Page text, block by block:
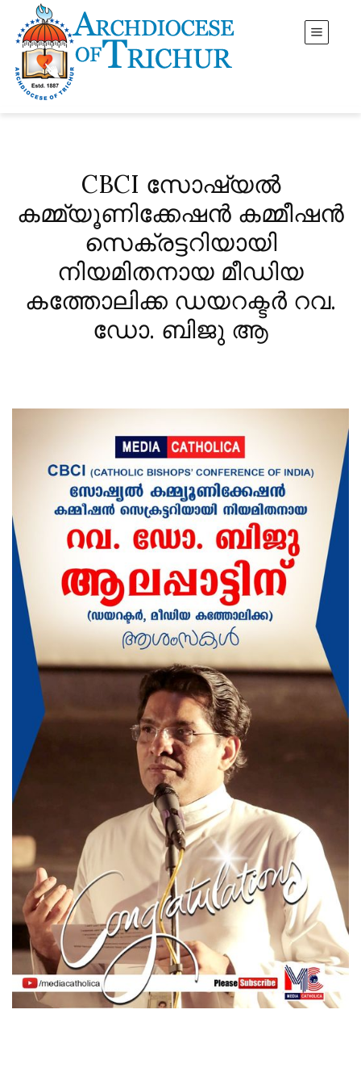
CBCI സോഷ്യൽ
കമ്മ്യൂണിക്കേഷൻ കമ്മീഷൻ
സെക്രട്ടറിയായി
നിയമിതനായ മീഡിയ
കത്തോലിക്ക ഡയറക്ടർ റവ.
ഡോ. ബിജു ആ